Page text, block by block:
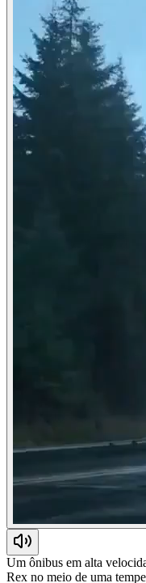
Um ônibus em alta
Rex no meio de uma